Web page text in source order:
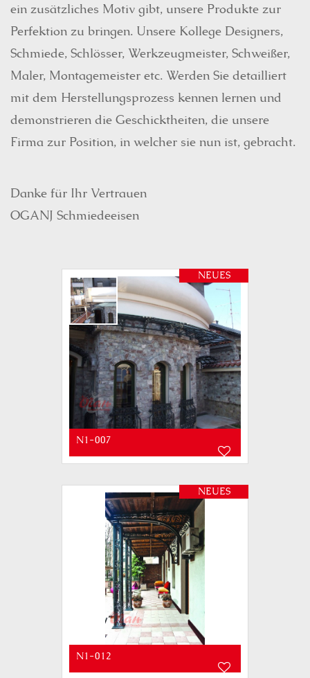
ein zusätzliches Motiv gibt, unsere Produkte zur
Perfektion zu bringen. Unsere Kollege Designers,
Schmiede, Schlösser, Werkzeugmeister, Schweißer,
Maler, Montagemeister etc. Werden Sie detailliert
mit dem Herstellungsprozess kennen lernen und
demonstrieren die Geschicktheiten, die unsere
Firma zur Position, in welcher sie nun ist, gebracht.
Danke für Ihr Vertrauen
OGANJ Schmiedeeisen
NEUES
N1-007
NEUES
N1-012